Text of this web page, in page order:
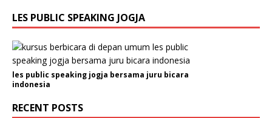
LES PUBLIC SPEAKING JOGJA
les public speaking jogja bersama juru bicara
indonesia
RECENT POSTS